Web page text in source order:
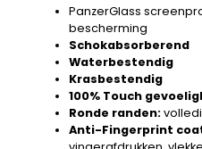
PanzerGlass
bescherming
Schokabsorberend
Waterbestendig
Krasbestendig
100% Touch
Ronde randen:
Anti-Fingerprint